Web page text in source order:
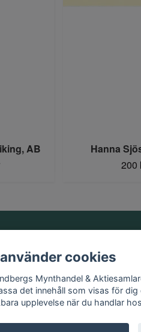
AB
Hanna
200
Kontakt
Köpvillkor
cookies
Mynthandel &
det innehåll som visas för
upplevelse när du handlar